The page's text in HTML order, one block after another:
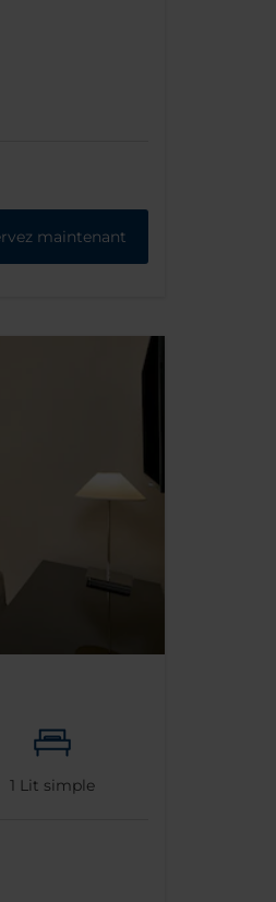
maintenant
1 Lit simple